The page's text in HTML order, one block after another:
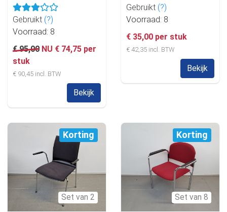
Gebruikt (?)
Voorraad: 8
€ 95,00 NU € 74,75 per
stuk
€ 90,45 incl. BTW
Bekijk
Gebruikt (?)
Voorraad: 8
€ 35,00 per stuk
€ 42,35 incl. BTW
Bekijk
Korting
Set van 2
Korting
Set van 8